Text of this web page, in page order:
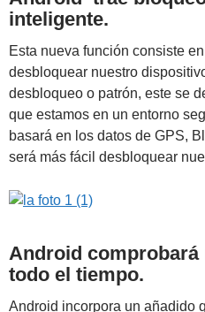
inteligente.
Esta nueva función consiste
desbloquear nuestro
desbloqueo o patrón, este se
que estamos en un entorno
basará en los datos de GPS,
será más fácil desbloquear
Android comprobará
todo el tiempo.
Android incorpora un añadido